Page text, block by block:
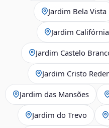
Jardim Bela Vista
Jardim Califórnia
Jardim Castelo
Jardim Cristo
Jardim das Mansões
Jardim do Trevo